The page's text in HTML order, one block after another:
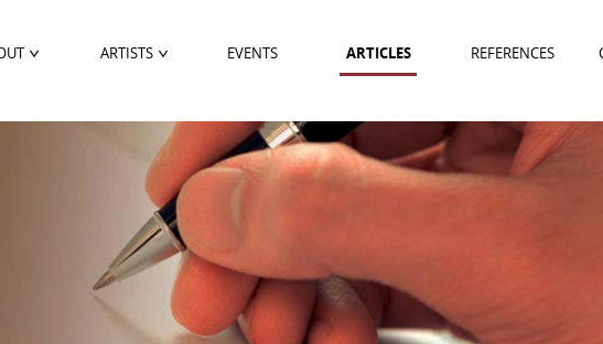
ARTISTS EVENTS ARTICLES REFERENCES